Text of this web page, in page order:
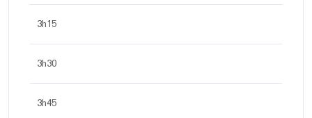
3h15
3h30
3h45